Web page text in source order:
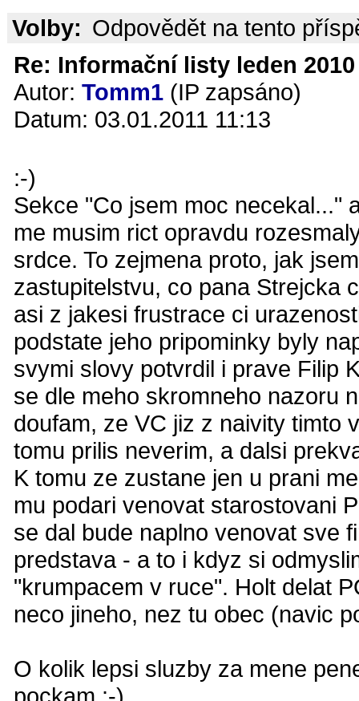
Volby: Odpovědět na tento
Re: Informační listy leden
Autor: Tomm1 (IP zapsáno)
Datum: 03.01.2011 11:13
:-)
Sekce "Co jsem moc necekal..."
me musim rict opravdu
srdce. To zejmena proto, jak
zastupitelstvu, co pana Strejcka
asi z jakesi frustrace ci
podstate jeho pripominky byly
svymi slovy potvrdil i prave Filip
se dle meho skromneho nazoru
doufam, ze VC jiz z naivity timto
tomu prilis neverim, a dalsi
K tomu ze zustane jen u prani
mu podari venovat starostovani
se dal bude naplno venovat sve
predstava - a to i kdyz si
"krumpacem v ruce". Holt delat
neco jineho, nez tu obec (navic
O kolik lepsi sluzby za mene